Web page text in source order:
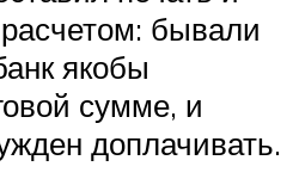
бывали
якобы
сумме, и
доплачивать.